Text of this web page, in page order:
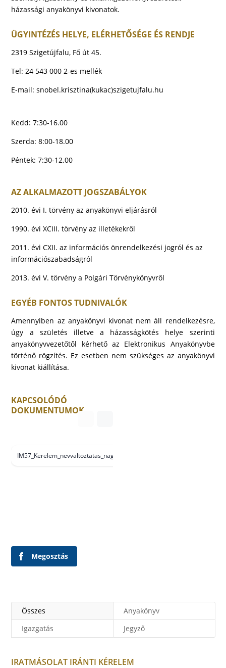
házassági anyakönyvi kivonatok.
ÜGYINTÉZÉS HELYE, ELÉRHETŐSÉGE ÉS RENDJE
2319 Szigetújfalu, Fő út 45.
Tel: 24 543 000 2-es mellék
E-mail:snobel.krisztina(kukac)szigetujfalu.hu
Kedd: 7:30-16.00
Szerda: 8:00-18.00
Péntek: 7:30-12.00
AZ ALKALMAZOTT JOGSZABÁLYOK
2010. évi I. törvény az anyakönyvi eljárásról
1990. évi XCIII. törvény az illetékekről
2011. évi CXII. az információs önrendelkezési jogról és az
információszabadságról
2013. évi V. törvény a Polgári Törvénykönyvről
EGYÉB FONTOS TUDNIVALÓK
Amennyiben az anyakönyvi kivonat nem áll rendelkezésre,
úgy a születés illetve a házasságkötés helye szerinti
anyakönyvvezetőtől kérhető az Elektronikus Anyakönyvbe
történő rögzítés. Ez esetben nem szükséges az anyakönyvi
kivonat kiállítása.
KAPCSOLÓDÓ
DOKUMENTUMOK
IM57_Kerelem_nevvaltoztatas_nagykoru_v1.0_nyomtatvany__1
Megosztás
Összes
Anyakönyv
Igazgatás
Jegyző
IRATMÁSOLAT IRÁNTI KÉRELEM